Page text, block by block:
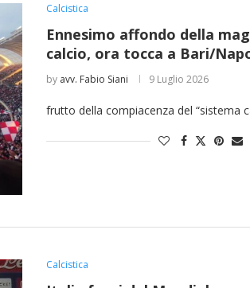
Calcistica
Ennesimo affondo della
calcio, ora tocca a Bari/
by avv. Fabio Siani 9 Luglio 2026
frutto della compiacenza del “sistema
Calcistica